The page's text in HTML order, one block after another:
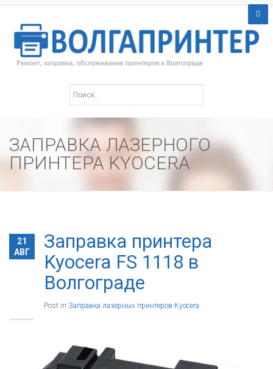
ЗАПРАВКА ЛАЗЕРНОГО
ПРИНТЕРА KYOCERA
21
АВГ
Заправка принтера
Kyocera FS 1118 в
Волгограде
Post in Заправка лазерных принтеров Kyocera